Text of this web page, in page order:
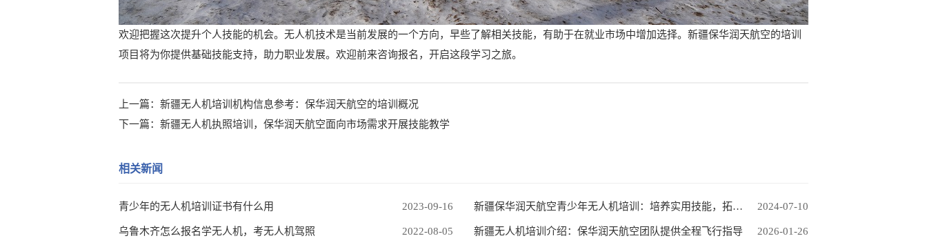
欢迎把握这次提升个人技能的机会。无人机技术是当前发展的一个方向，早些了解相关技能，有助于在就业市场中增加选择。新疆保华润天航空的培训
项目将为你提供基础技能支持，助力职业发展。欢迎前来咨询报名，开启这段学习之旅。
上一篇： 新疆无人机培训机构信息参考：保华润天航空的培训概况
下一篇： 新疆无人机执照培训，保华润天航空面向市场需求开展技能教学
相关新闻
2023-09-16
青少年的无人机培训证书有什么用 2024-07-10
新疆保华润天航空青少年无人机培训：培养实用技能，拓展未来视野
2022-08-05
乌鲁木齐怎么报名学无人机，考无人机驾照 2026-01-26
新疆无人机培训介绍：保华润天航空团队提供全程飞行指导